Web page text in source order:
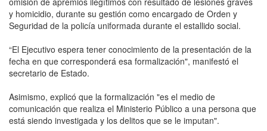
y homicidio, durante su gestión como encargado de Orden y
Seguridad de la policía uniformada durante el estallido social.
“El Ejecutivo espera tener conocimiento de la presentación de la
fecha en que corresponderá esa formalización", manifestó el
secretario de Estado.
Asimismo, explicó que la formalización "es el medio de
comunicación que realiza el Ministerio Público a una persona que
está siendo investigada y los delitos que se le imputan".